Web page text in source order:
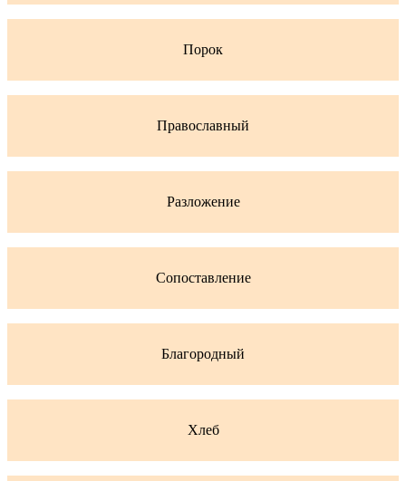
Порок
Православный
Разложение
Сопоставление
Благородный
Хлеб